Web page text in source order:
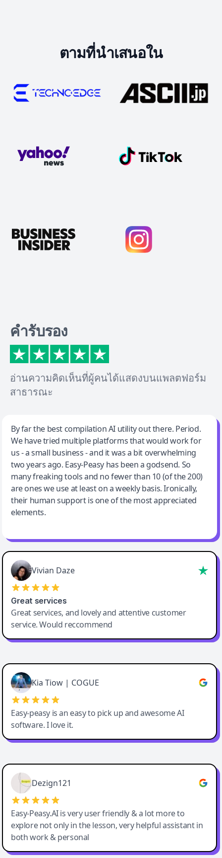
ตามที่นำเสนอใน
คำรับรอง
อ่านความคิดเห็นที่ผู้คนได้แสดงบนแพลตฟอร์ม
สาธารณะ
Jeff Wilson
By far the best compilation AI utility
By far the best compilation AI utility out there. Period.
We have tried multiple platforms that would work for
us - a small business - and it was a bit overwhelming
two years ago. Easy-Peasy has been a godsend. So
many freaking tools and no fewer than 10 (of the 200)
are ones we use at least on a weekly basis. Ironically,
their human support is one of the most appreciated
elements.
Vivian Daze
Great services
Great services, and lovely and attentive customer
service. Would reccommend
Cody Crabb
Great service, Best AI tool
Kia Tiow | COGUE
Easy-peasy is an easy to pick up and awesome AI
software. I love it.
Easy-Peasy AI
Dezign121
Easy-Peasy.AI is very user friendly & a lot more to
explore not only in the lesson, very helpful assistant in
both work & personal